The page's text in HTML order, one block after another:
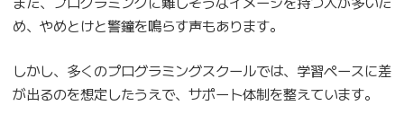
め、やめとけと警鐘を鳴らす声もあります。
しかし、多くのプログラミングスクールでは、学習ペースに差
が出るのを想定したうえで、サポート体制を整えています。